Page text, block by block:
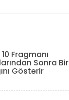
Fragmanı
Sonra Bir
Göstərir